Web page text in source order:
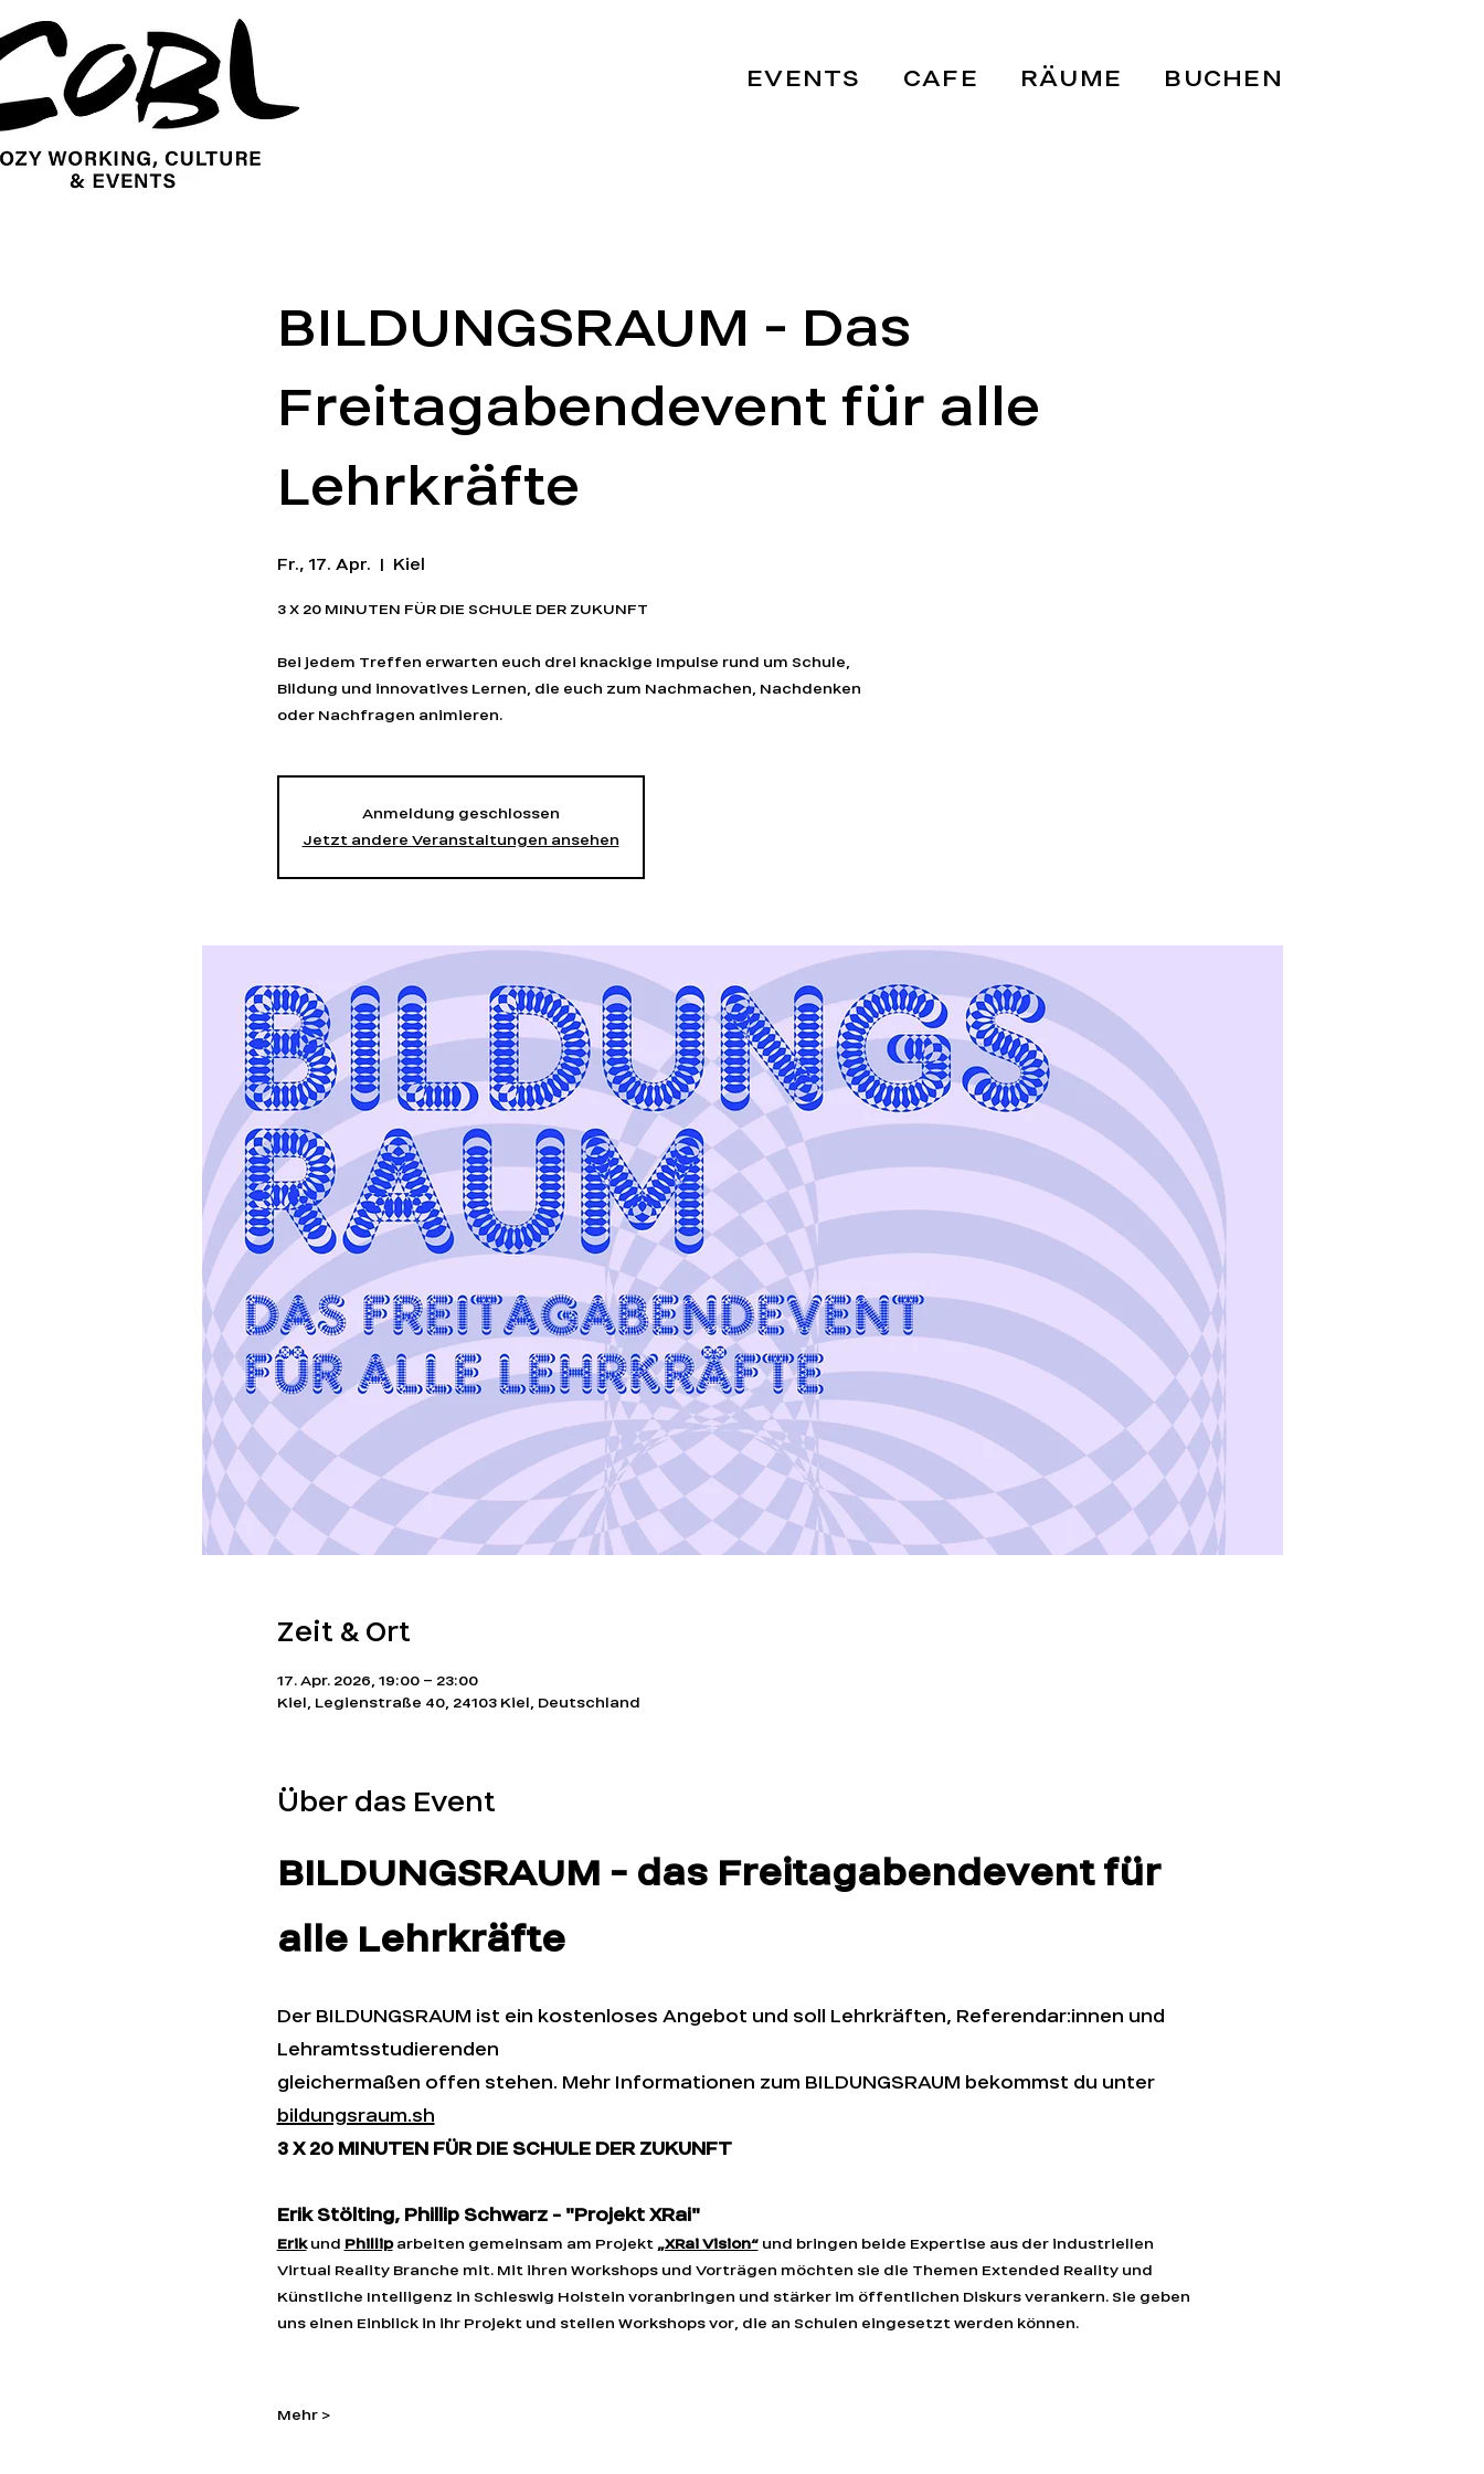
EVENTS CAFE RÄUME BUCHEN
BILDUNGSRAUM - Das
Freitagabendevent für alle
Lehrkräfte
Fr., 17. Apr.
  |
Kiel
3 X 20 MINUTEN FÜR DIE SCHULE DER ZUKUNFT
Bei jedem Treffen erwarten euch drei knackige Impulse rund um Schule,
Bildung und innovatives Lernen, die euch zum Nachmachen, Nachdenken
oder Nachfragen animieren.
Anmeldung geschlossen
Jetzt andere Veranstaltungen ansehen
Zeit & Ort
17. Apr. 2026, 19:00 – 23:00
Kiel, Legienstraße 40, 24103 Kiel, Deutschland
Über das Event
BILDUNGSRAUM - das Freitagabendevent für
alle Lehrkräfte
Der BILDUNGSRAUM ist ein kostenloses Angebot und soll Lehrkräften, Referendar:innen und
Lehramtsstudierenden
gleichermaßen offen stehen. Mehr Informationen zum BILDUNGSRAUM bekommst du unter
bildungsraum.sh
3 X 20 MINUTEN FÜR DIE SCHULE DER ZUKUNFT
Erik Stölting, Phillip Schwarz - "Projekt XRai"
Erik und Phillip arbeiten gemeinsam am Projekt „XRai Vision“ und bringen beide Expertise aus der industriellen
Virtual Reality Branche mit. Mit ihren Workshops und Vorträgen möchten sie die Themen Extended Reality und
Künstliche Intelligenz in Schleswig Holstein voranbringen und stärker im öffentlichen Diskurs verankern. Sie geben
uns einen Einblick in ihr Projekt und stellen Workshops vor, die an Schulen eingesetzt werden können.
Mehr >